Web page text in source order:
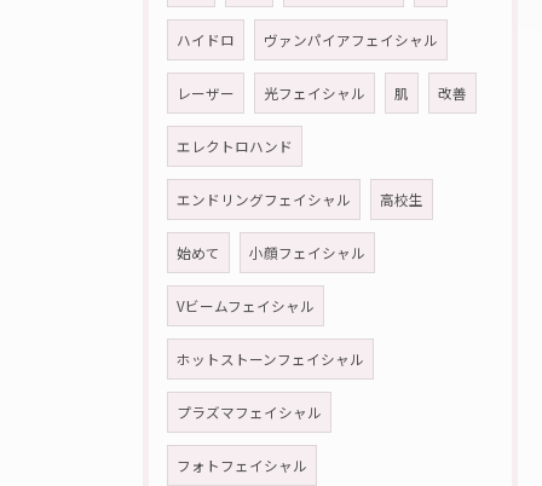
ハイドロ ヴァンパイアフェイシャル
レーザー 光フェイシャル 肌 改善
エレクトロハンド
エンドリングフェイシャル 高校生
始めて 小顔フェイシャル
Vビームフェイシャル
ホットストーンフェイシャル
プラズマフェイシャル
フォトフェイシャル